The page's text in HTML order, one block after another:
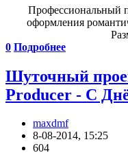
Профессиональный
оформления
0 Подробнее
Шуточный
Producer - С
maxdmf
8-08-2014, 15:25
604